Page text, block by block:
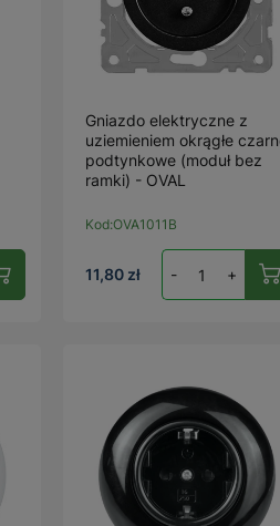
Gniazdo elektryczne z
uziemieniem okrągłe
podtynkowe (moduł bez
ramki) - OVAL
Kod:OVA1011B
11,80 zł - +